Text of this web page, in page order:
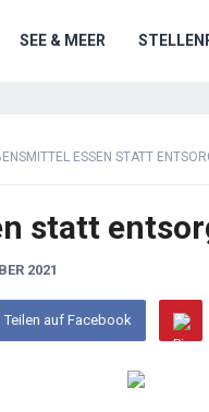
SEE & MEER
ESSEN STATT
statt
2021
Teilen auf Facebook